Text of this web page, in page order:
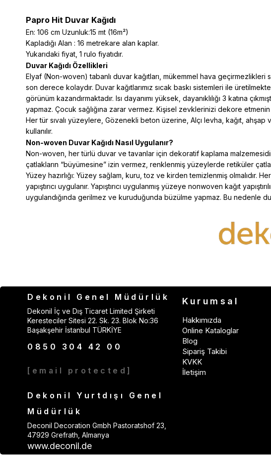
Papro Hit Duvar Kağıdı
En: 106 cm Uzunluk:15 mt (16m²)
Kapladığı Alan : 16 metrekare alan kaplar.
Yukarıdaki fiyat, 1 rulo fiyatıdır.
Duvar Kağıdı Özellikleri
Elyaf (Non-woven) tabanlı duvar kağıtları, mükemmel hava
son derece kolaydır. Duvar kağıtlarımız sıcak baskı sistemleri ile
görünüm kazandırmaktadır. Isı dayanımı yüksek, dayanıklılığı 3 katına
yapmaz. Çocuk sağlığına zarar vermez. Kişisel zevklerinizi dekore
Her tür sıvalı yüzeylere, Gözenekli beton üzerine, Alçı levha, kağıt,
kullanılır.
Non-woven Duvar Kağıdı Nasıl Uygulanır?
Non-woven, her türlü duvar ve tavanlar için dekoratif kaplama
çatlakların “büyümesine” izin vermez, renklenmiş yüzeylerde retiküler
Yüzey hazırlığı: Yüzey sağlam, kuru, toz ve kirden temizlenmiş olmalıdır.
yapıştırıcı uygulanır. Yapıştırıcı uygulanmış yüzeye nonwoven kağıt
uygulandığında gerilmez ve kuruduğunda büzülme yapmaz. Bu nedenle
Dekonil Genel Müdürlük
Dekonil İç ve Dış Ticaret Limited Şirketi
Keresteciler Sitesi 22. Sk. 23. Blok No:36
Başakşehir İstanbul TÜRKİYE
0850 304 42 00
[email protected]
Dekonil Yurtdışı Genel
Müdürlük
Deconil Decoration Gmbh Pastoratshof 23,
47929 Grefrath, Almanya
www.deconil.de
Kurumsal
Hakkımızda
Online Kataloglar
Blog
Sipariş Takibi
KVKK
İletişim